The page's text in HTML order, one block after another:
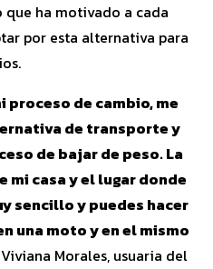
ha motivado a cada
por esta alternativa para
proceso de cambio, me
de transporte y
de bajar de peso. La
mi casa y el lugar donde
sencillo y puedes hacer
una moto y en el mismo
Morales, usuaria del